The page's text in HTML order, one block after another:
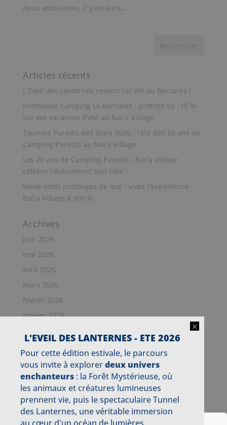
deux ambiances, il y en aura...
Articles récents
L’Éveil des Lanternes revient cet été au Barcarès !
Promotion Camping Le Barcarès : profitez de -15 %
sur vos vacances d’été au Nai’a Village
Tournée Paradis des Stars 2026 : l’été des 20 ans de
Camping Paradis au Nai’a Village
Les 20 ans de Camping Paradis : Nai’a Village
célèbre l’événement tout l’été !
Week-ends prolongés de mai : vivez l’expérience
Nai’a Village à 100 %
Archives
juin 2026
mai 2026
avril 2026
mars 2026
février 2026
janvier 2026
octobre 2025
septembre 2025
juillet 2025
juin 2025
mai 2025
×
L'EVEIL DES LANTERNES - ETE 2026
Pour cette édition estivale, le parcours
vous invite à explorerdeux univers
enchanteurs : la Forêt Mystérieuse, où
les animaux et créatures lumineuses
prennent vie, puis le spectaculaire Tunnel
des Lanternes, une véritable immersion